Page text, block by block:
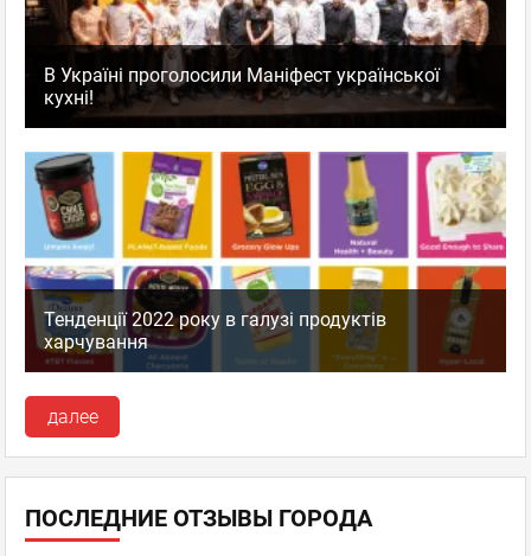
В Україні проголосили Маніфест української
кухні!
Тенденції 2022 року в галузі продуктів
харчування
далее
ПОСЛЕДНИЕ ОТЗЫВЫ ГОРОДА